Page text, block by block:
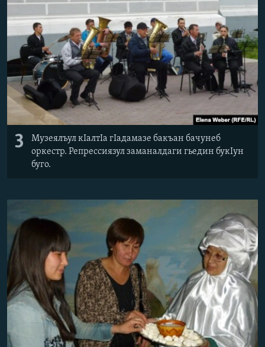
3
Музеялъул кIалтIа гIадамазе бакъан бачунеб
оркестр. Репрессиязул заманалдаги гьедин букIун
буго.